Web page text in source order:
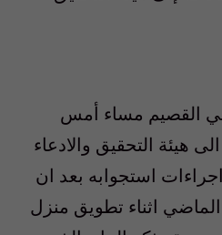
في القصيم مساء أمس
هيئة التحقيق والادعاء
استجوابه بعد ان
اثناء تطويق منزل